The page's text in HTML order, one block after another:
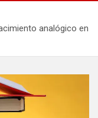
analógico en